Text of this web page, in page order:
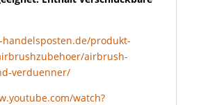
produkt-
airbrush-
verduenner/
watch?